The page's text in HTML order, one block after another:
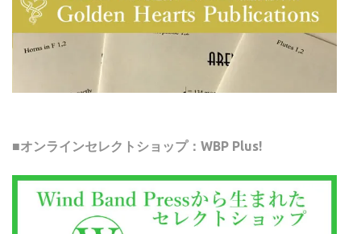
■オンラインセレクトショップ：WBP Plus!